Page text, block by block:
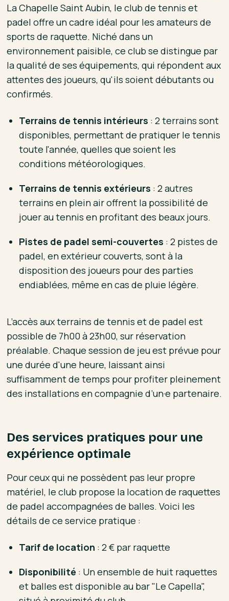
La Chapelle Saint Aubin, le club de tennis et
padel offre un cadre idéal pour les amateurs de
sports de raquette. Niché dans un
environnement paisible, ce club se distingue par
la qualité de ses équipements, qui répondent aux
attentes des joueurs, qu'ils soient débutants ou
confirmés.
Terrains de tennis intérieurs : 2 terrains sont
disponibles, permettant de pratiquer le tennis
toute l'année, quelles que soient les
conditions météorologiques.
Terrains de tennis extérieurs : 2 autres
terrains en plein air offrent la possibilité de
jouer au tennis en profitant des beaux jours.
Pistes de padel semi-couvertes : 2 pistes de
padel, en extérieur couverts, sont à la
disposition des joueurs pour des parties
endiablées, même en cas de pluie légère.
L’accès aux terrains de tennis et de padel est
possible de 7h00 à 23h00, sur réservation
préalable. Chaque session de jeu est prévue pour
une durée d'une heure, laissant ainsi
suffisamment de temps pour profiter pleinement
des installations en compagnie d’un·e partenaire.
Des services pratiques pour une
expérience optimale
Pour ceux qui ne possèdent pas leur propre
matériel, le club propose la location de raquettes
de padel accompagnées de balles. Voici les
détails de ce service pratique :
Tarif de location : 2 € par raquette
Disponibilité : Un ensemble de huit raquettes
et balles est disponible au bar "Le Capella",